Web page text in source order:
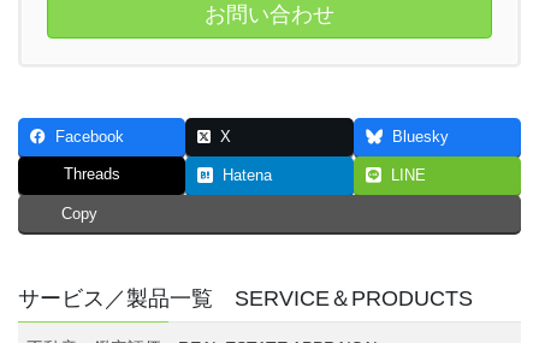
お問い合わせ
Facebook X Bluesky
Threads Hatena LINE
Copy
サービス／製品一覧 SERVICE＆PRODUCTS